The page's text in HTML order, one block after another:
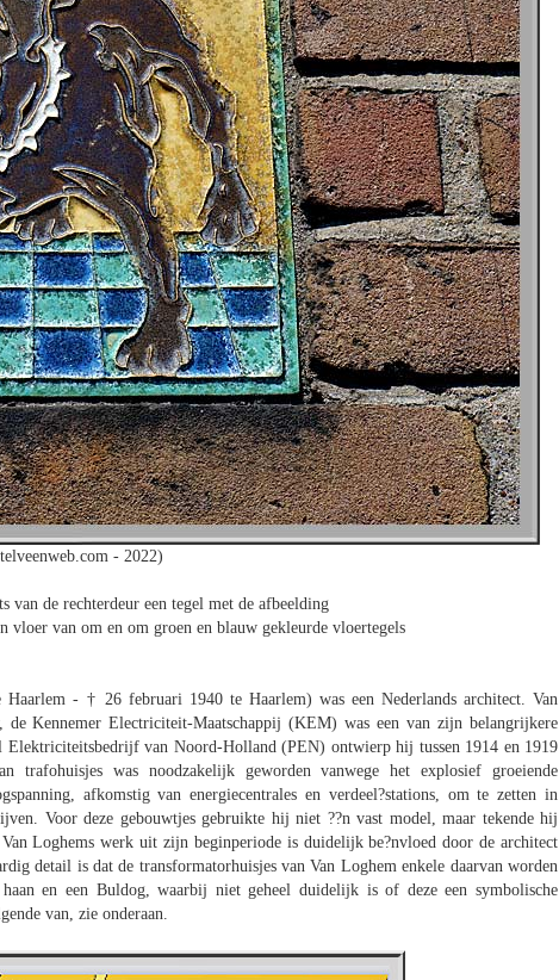
- 2022)
van de rechterdeur een tegel met de afbeelding
vloer van om en om groen en blauw gekleurde vloertegels
- † 26 februari 1940 te Haarlem) was een Nederlands architect. Van
Kennemer Electriciteit-Maatschappij (KEM) was een van zijn belangrijkere
van Noord-Holland (PEN) ontwierp hij tussen 1914 en 1919
trafohuisjes was noodzakelijk geworden vanwege het explosief groeiende
afkomstig van energiecentrales en verdeel?stations, om te zetten in
Voor deze gebouwtjes gebruikte hij niet ??n vast model, maar tekende hij
Loghems werk uit zijn beginperiode is duidelijk be?nvloed door de architect
detail is dat de transformatorhuisjes van Van Loghem enkele daarvan worden
en een Buldog, waarbij niet geheel duidelijk is of deze een symbolische
van, zie onderaan.